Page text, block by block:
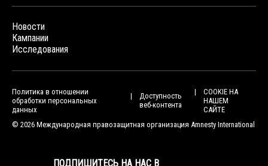
Новости
Кампании
Исследования
Политика в отношении
обработки персональных
данных
Доступность
веб-контента
COOKIE НА
НАШЕМ
САЙТЕ
© 2026 Международная правозащитная организация Amnesty International
ПОДПИШИТЕСЬ НА НАС В